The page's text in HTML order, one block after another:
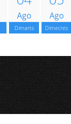
Ago
Dimarts
Ago
Dimecres